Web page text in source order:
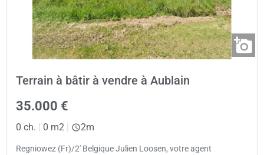
Terrain à bâtir à vendre à Aublain
35.000 €
0 ch. | 0 m2 | 2m
Regniowez (Fr)/2′ Belgique Julien Loosen, votre agent